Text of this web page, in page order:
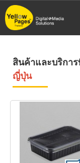
ข้าม
ไป
สินค้าและบริกา
ญี่ปุ่น